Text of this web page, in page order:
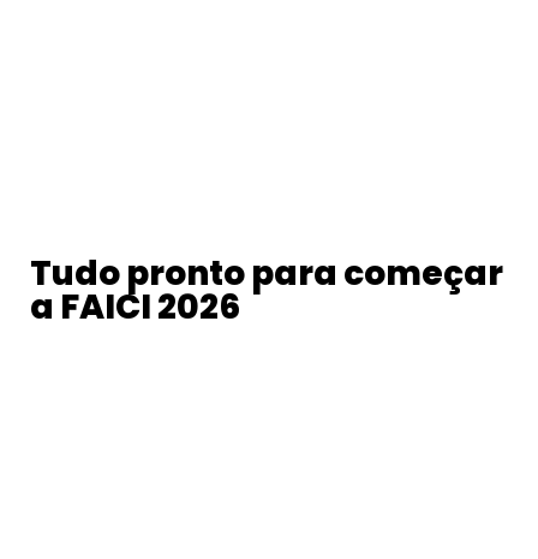
Tudo pronto para começar
a FAICI 2026